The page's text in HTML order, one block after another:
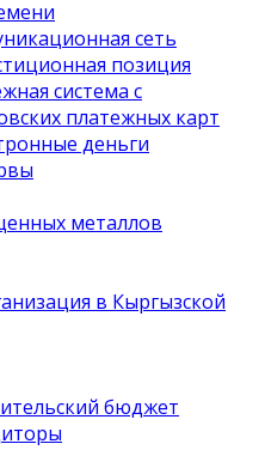
сеть
позиция
система с
платежных карт
деньги
металлов
в Кыргызской
бюджет